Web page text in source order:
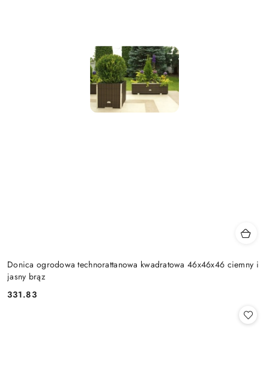
Donica ogrodowa technorattanowa kwadratowa 46x46x46 ciemny i
jasny brąz
Cena:
331.83